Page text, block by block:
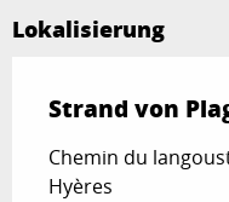
Lokalisierung
Strand von
Chemin du
Hyères